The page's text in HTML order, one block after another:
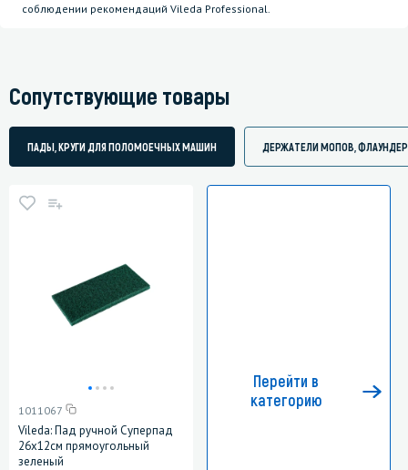
соблюдении рекомендаций Vileda Professional.
Сопутствующие товары
ПАДЫ, КРУГИ ДЛЯ ПОЛОМОЕЧНЫХ МАШИН ДЕРЖАТЕЛИ МОПОВ,
1011067
Vileda: Пад ручной Суперпад
26х12см прямоугольный
зеленый
Перейти в
категорию